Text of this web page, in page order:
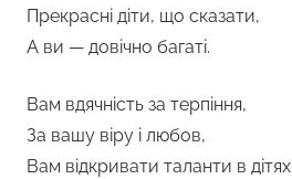
Прекрасні діти, що сказати,
А ви — довічно багаті.
Вам вдячність за терпіння,
За вашу віру і любов,
Вам відкривати таланти в дітях